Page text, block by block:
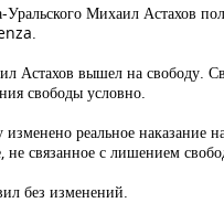
Уральского Михаил Астахов
Астахов вышел на свободу.
свободы условно.
реальное наказание
связанное с лишением
без изменений.